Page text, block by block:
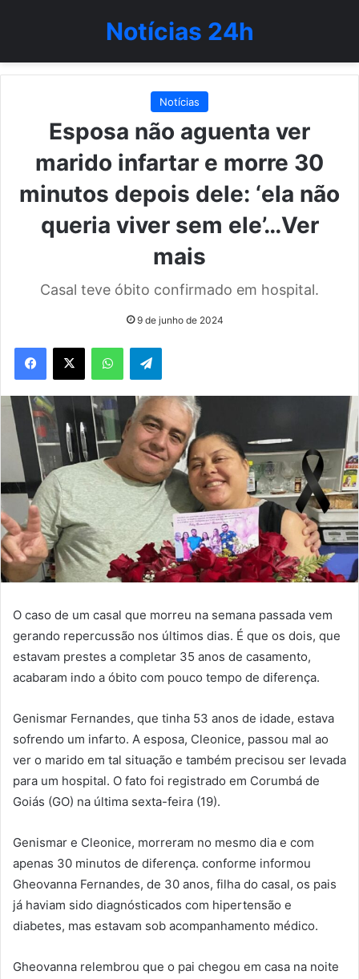
Notícias 24h
Notícias
Esposa não aguenta ver
marido infartar e morre 30
minutos depois dele: ‘ela não
queria viver sem ele’…Ver
mais
Casal teve óbito confirmado em hospital.
9 de junho de 2024
WhatsAppTelegram
O caso de um casal que morreu na semana passada vem
gerando repercussão nos últimos dias. É que os dois, que
estavam prestes a completar 35 anos de casamento,
acabaram indo a óbito com pouco tempo de diferença.
Genismar Fernandes, que tinha 53 anos de idade, estava
sofrendo um infarto. A esposa, Cleonice, passou mal ao
ver o marido em tal situação e também precisou ser levada
para um hospital. O fato foi registrado em Corumbá de
Goiás (GO) na última sexta-feira (19).
Genismar e Cleonice, morreram no mesmo dia e com
apenas 30 minutos de diferença. conforme informou
Gheovanna Fernandes, de 30 anos, filha do casal, os pais
já haviam sido diagnósticados com hipertensão e
diabetes, mas estavam sob acompanhamento médico.
Gheovanna relembrou que o pai chegou em casa na noite